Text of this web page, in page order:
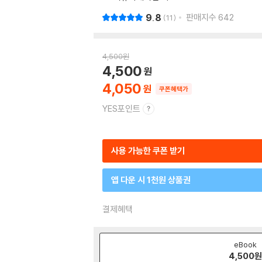
9.8 11 판매지수 642
4,500원
4,050
4,500
쿠폰혜택가
YES포인트
사용 가능한 쿠폰 받기
앱 다운 시 1천원 상품권
결제혜택
eBook
4,500원